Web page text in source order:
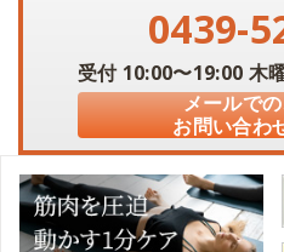
0439-
受付 10:00〜19:00 木
メールで
お問い合わ